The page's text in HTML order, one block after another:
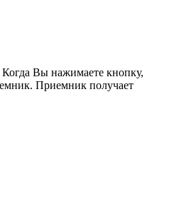
Вы нажимаете кнопку,
Приемник получает